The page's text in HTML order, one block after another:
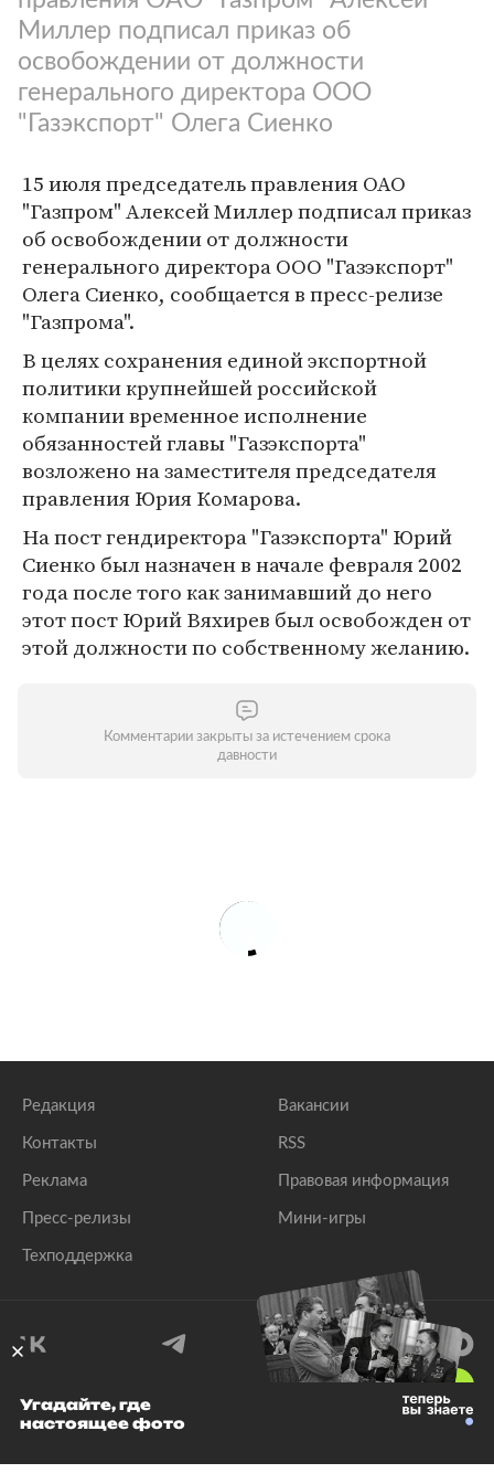
Миллер подписал приказ об
освобождении от должности
генерального директора ООО
"Газэкспорт" Олега Сиенко
15 июля председатель правления ОАО
"Газпром" Алексей Миллер подписал приказ
об освобождении от должности
генерального директора ООО "Газэкспорт"
Олега Сиенко, сообщаетcя в пресс-релизе
"Газпрома".
В целях сохранения единой экспортной
политики крупнейшей российской
компании временное исполнение
обязанностей главы "Газэкспорта"
возложено на заместителя председателя
правления Юрия Комарова.
На пост гендиректора "Газэкспорта" Юрий
Сиенко был назначен в начале февраля 2002
года после того как занимавший до него
этот пост Юрий Вяхирев был освобожден от
этой должности по собственному желанию.
Комментарии закрыты за истечением срока
давности
Редакция
Контакты
Реклама
Пресс-релизы
Техподдержка
Вакансии
RSS
Правовая информация
Мини-игры
© 1999–2026 Все права защищены.
Угадайте, где
настоящее фото